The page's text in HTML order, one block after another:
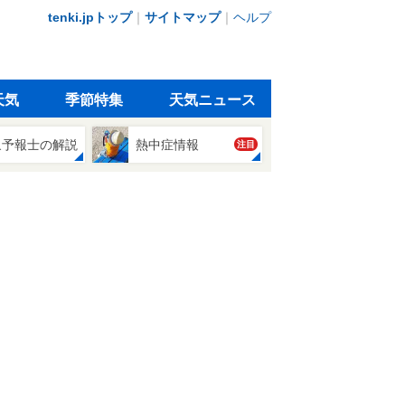
tenki.jpトップ｜ サイトマップ｜ ヘルプ
気 季節特集 天気ニュース
報士の解説 熱中症情報 注目